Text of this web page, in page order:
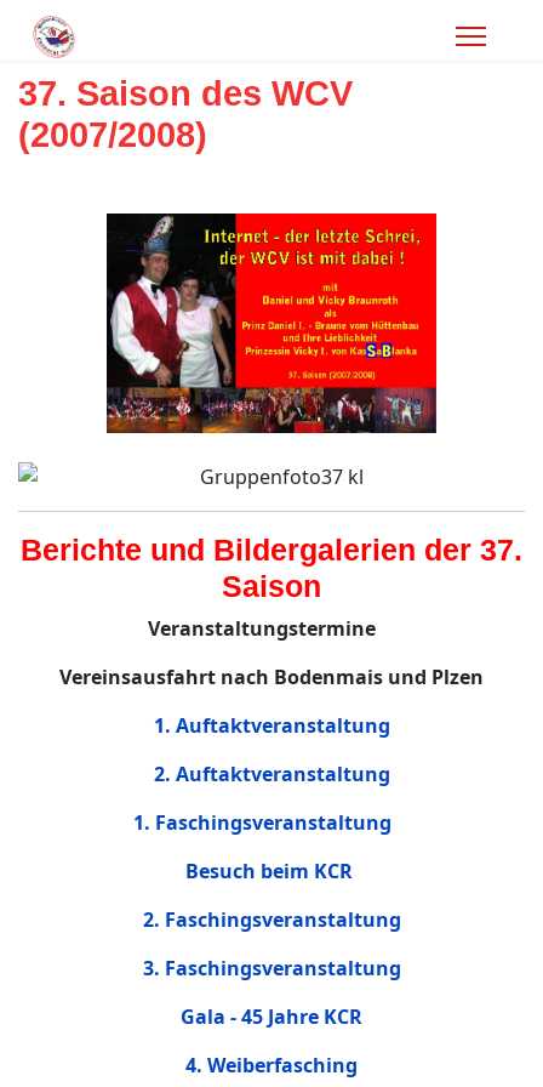
37. Saison des WCV
(2007/2008)
Berichte und Bildergalerien der 37.
Saison
Veranstaltungstermine
Vereinsausfahrt nach Bodenmais und Plzen
1. Auftaktveranstaltung
2. Auftaktveranstaltung
1. Faschingsveranstaltung
Besuch beim KCR
2. Faschingsveranstaltung
3. Faschingsveranstaltung
Gala - 45 Jahre KCR
4. Weiberfasching